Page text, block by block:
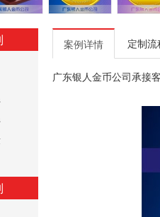
案例详情 定制流
广东银人金币公司承接